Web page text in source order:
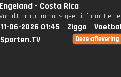
Engeland - Costa Rica
dit programma is geen informatie
11-06-2026 01:45 Ziggo
Sporten.TV